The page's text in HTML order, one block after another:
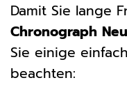
Damit Sie lange
Chronograph
Sie einige
beachten: